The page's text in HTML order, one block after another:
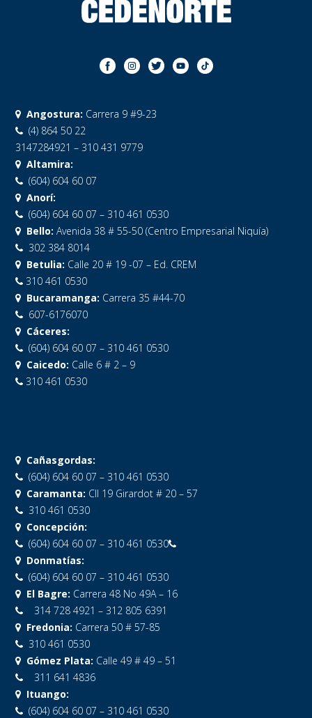
Angostura: Carrera 9 #9-23
(4) 864 50 22
3147284921 – 310 431 9779
Altamira:
(604) 604 60 07
Anorí:
(604) 604 60 07 – 310 461 0530
Bello: Avenida 38 # 55-50 (Centro Empresarial Niquía)
302 384 8014
Betulia: Calle 20 # 19 -07 – Ed. CREM
310 461 0530
Bucaramanga: Carrera 35 #44-70
607-6176070
Cáceres:
(604) 604 60 07 – 310 461 0530
Caicedo: Calle 6 # 2 – 9
310 461 0530
Cañasgordas:
(604) 604 60 07 – 310 461 0530
Caramanta: Cll 19 Girardot # 20 – 57
310 461 0530
Concepción:
(604) 604 60 07 – 310 461 0530
Donmatías:
(604) 604 60 07 – 310 461 0530
El Bagre: Carrera 48 No 49A – 16
314 728 4921 – 312 805 6391
Fredonia: Carrera 50 # 57-85
310 461 0530
Gómez Plata: Calle 49 # 49 – 51
311 641 4836
Ituango:
(604) 604 60 07 – 310 461 0530